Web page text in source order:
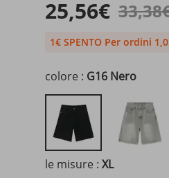
25,56€
1€ SPENTO Per ordini
colore : G16 Nero
le misure : XL